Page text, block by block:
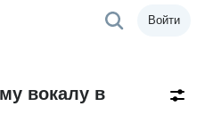
Войти
вокалу в